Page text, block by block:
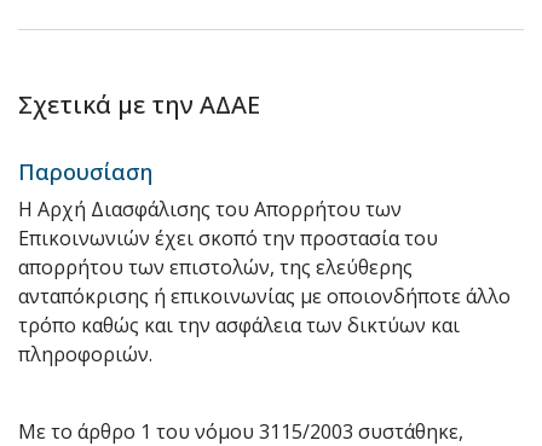
Σχετικά με την ΑΔΑΕ
Παρουσίαση
Η Αρχή Διασφάλισης του Απορρήτου των
Επικοινωνιών έχει σκοπό την προστασία του
απορρήτου των επιστολών, της ελεύθερης
ανταπόκρισης ή επικοινωνίας με οποιονδήποτε άλλο
τρόπο καθώς και την ασφάλεια των δικτύων και
πληροφοριών.
Με το άρθρο 1 του νόμου 3115/2003 συστάθηκε,